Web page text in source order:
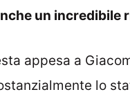
un incredibile
appesa a
lo